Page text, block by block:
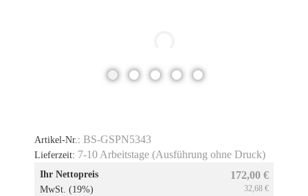
Artikel-Nr.: BS-GSPN5343
Lieferzeit: 7-10 Arbeitstage (Ausführung ohne Druck)
Ihr Nettopreis 172,00 €
MwSt. (19%) 32,68 €